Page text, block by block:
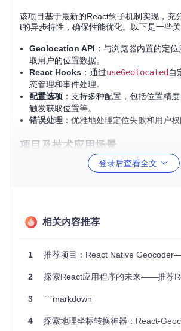
该项目基于最新的React钩子机制实现，充
t的异步特性，确保性能优化。以下是一些关
Geolocation API ：与浏览器内置的定
取用户的位置数据。
React Hooks ：通过useGeolocated 自
态管理和事件处理。
配置选项 ：支持多种配置，包括位置精
触发获取位置等。
错误处理 ：优雅地处理定位失败和用户权
项目及技术应用场景
React-Geolocated适用于各种需要用户位置
社交网络：共享当前地点或找到附近的用
项目特点
E11，可以使用旧版本 (< 4)。
式、手动触发获取位置等。
登录后查看全文
相关内容推荐
1 推荐项目：React Native Geocoder——跨
2 探索React应用程序的未来——推荐
3 ```markdown
4 探索地理坐标转换神器：React-